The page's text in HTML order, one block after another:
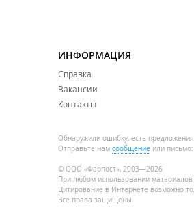
ИНФОРМАЦИЯ
Справка
Вакансии
Контакты
Обнаружили ошибку, есть
Отправьте нам сообщение или письмо:
© ООО «Фарпост», 2003—2026
При любом использовании материалов
Цитирование в Интернете возможно
Все права защищены.